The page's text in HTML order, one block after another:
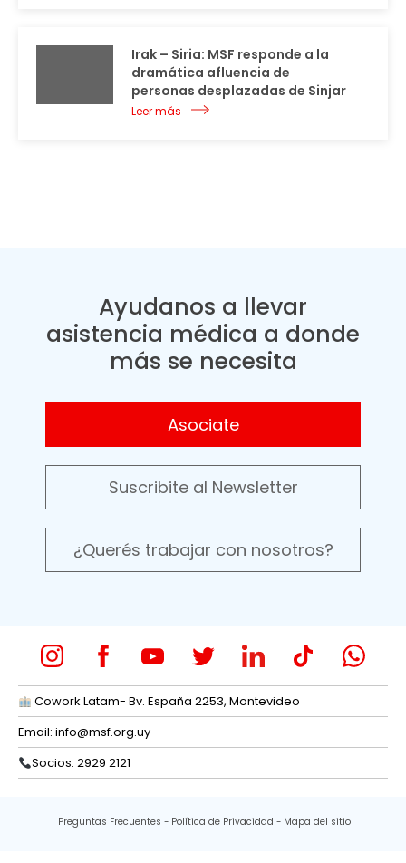
Irak – Siria: MSF responde a la
dramática afluencia de
personas desplazadas de Sinjar
Leer más
Ayudanos a llevar
asistencia médica a donde
más se necesita
Asociate
Suscribite al Newsletter
¿Querés trabajar con nosotros?
Cowork Latam- Bv. España 2253, Montevideo
Email: info@msf.org.uy
Socios: 2929 2121
Preguntas Frecuentes Política de Privacidad Mapa del sitio